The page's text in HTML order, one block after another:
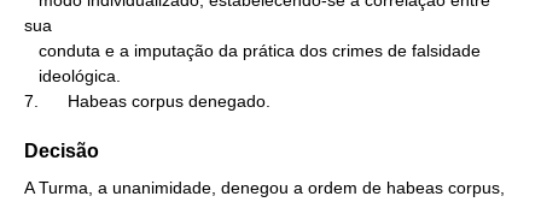
sua
7.      Habeas corpus denegado.
Decisão
A Turma, a unanimidade, denegou a ordem de habeas corpus,